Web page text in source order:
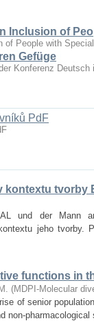
Inclusion of
of People with
Gefüge
Konferenz
PdF
kontextu tvorby
und der Mann
jeho tvorby.
functions in
(MDPI-Molecular
of senior